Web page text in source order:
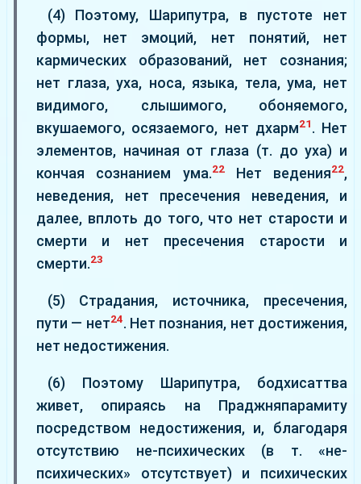
(4) Поэтому, Шарипутра, в пустоте нет
формы, нет эмоций, нет понятий, нет
кармических образований, нет сознания;
нет глаза, уха, носа, языка, тела, ума, нет
видимого, слышимого, обоняемого,
вкушаемого, осязаемого, нет дхарм21. Нет
элементов, начиная от глаза (т. до уха) и
кончая сознанием ума.22Нет ведения22,
неведения, нет пресечения неведения, и
далее, вплоть до того, что нет старости и
смерти и нет пресечения старости и
смерти.23
(5) Страдания, источника, пресечения,
пути — нет24. Нет познания, нет достижения,
нет недостижения.
(6) Поэтому Шарипутра, бодхисаттва
живет, опираясь на Праджняпарамиту
посредством недостижения, и, благодаря
отсутствию не-психических (в т. «не-
психических» отсутствует) и психических